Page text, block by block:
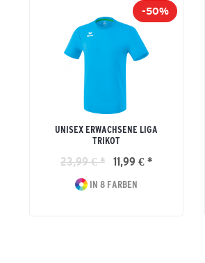
-50%
UNISEX ERWACHSENE LIGA
TRIKOT
23,99 € * 11,99 € *
IN 8 FARBEN